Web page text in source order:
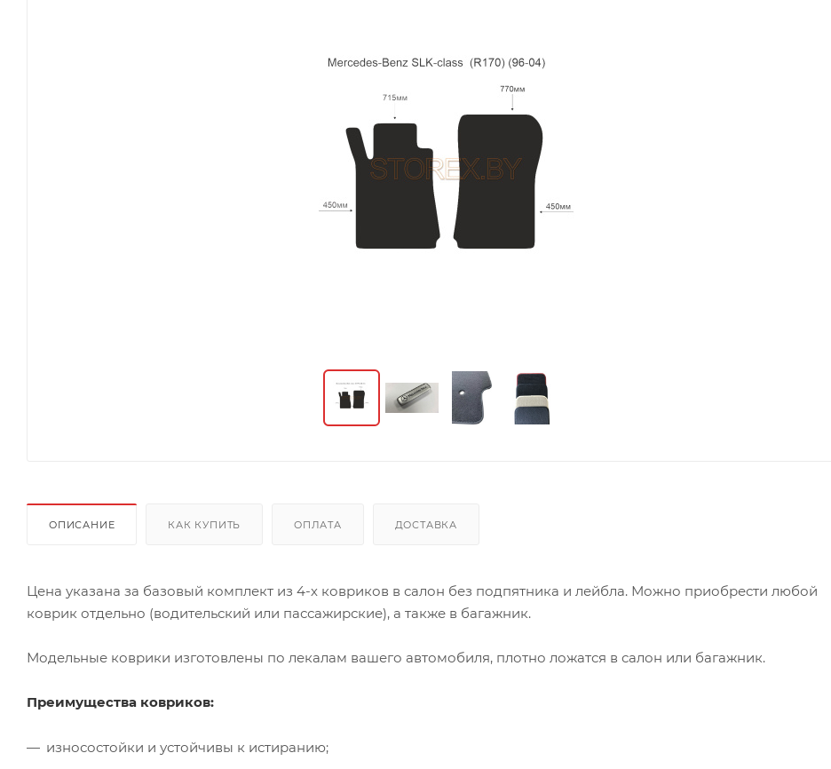
ОПИСАНИЕ КАК КУПИТЬ ОПЛАТА ДОСТАВКА
Цена указана за базовый комплект из 4-х ковриков в салон без подпятника и лейбла. Можно приобрести любой
коврик отдельно (водительский или пассажирские), а также в багажник.
Модельные коврики изготовлены по лекалам вашего автомобиля, плотно ложатся в салон или багажник.
Преимущества ковриков:
износостойки и устойчивы к истиранию;